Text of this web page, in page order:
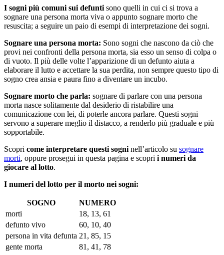
I sogni più comuni sui defunti sono quelli in cui ci si trova a
sognare una persona morta viva o appunto sognare morto che
resuscita; a seguire un paio di esempi di interpretazione dei sogni.
Sognare una persona morta: Sono sogni che nascono da ciò che
provi nei confronti della persona morta, sia esso un senso di colpa o
di vuoto. Il più delle volte l’apparizione di un defunto aiuta a
elaborare il lutto e accettare la sua perdita, non sempre questo tipo di
sogno crea ansia e paura fino a diventare un incubo.
Sognare morto che parla: sognare di parlare con una persona
morta nasce solitamente dal desiderio di ristabilire una
comunicazione con lei, di poterle ancora parlare. Questi sogni
servono a superare meglio il distacco, a renderlo più graduale e più
sopportabile.
Scopri come interpretare questi sogni nell’articolo su sognare
morti, oppure prosegui in questa pagina e scopri i numeri da
giocare al lotto.
I numeri del lotto per il morto nei sogni:
SOGNO
NUMERO
morti
18, 13, 61
defunto vivo
60, 10, 40
persona in vita defunta 21, 85, 15
gente morta
81, 41, 78